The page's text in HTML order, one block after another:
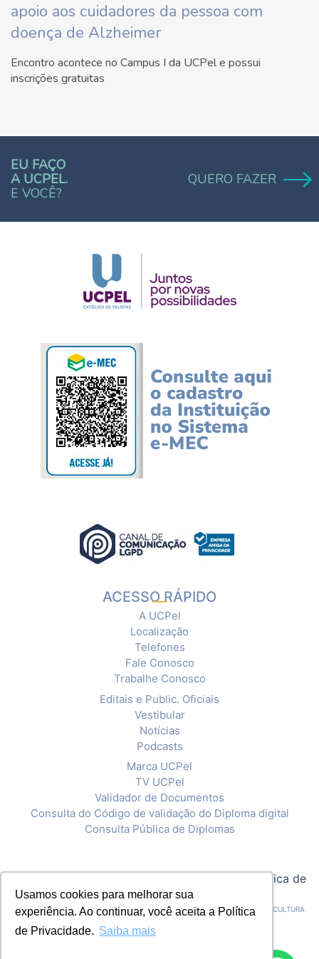
Usamos cookies para melhorar sua
experiência. Ao continuar, você aceita a Política
de Privacidade. Saiba mais
apoio aos cuidadores da pessoa com
doença de Alzheimer
Encontro acontece no Campus I da UCPel e possui
inscrições gratuitas
EU FAÇO
A UCPEL.
E VOCÊ?
QUERO FAZER
ACESSO RÁPIDO
A UCPel
Localização
Telefones
Fale Conosco
Trabalhe Conosco
Editais e Public. Oficiais
Vestibular
Notícias
Podcasts
Marca UCPel
TV UCPel
Validador de Documentos
Consulta do Código de validação do Diploma digital
Consulta Pública de Diplomas
Política de
Privacidade
CNPJ: 92.238.914/0001-03 - ASSOCIAÇÃO PELOTENSE DE ASSISTÊNCIA E CULTURA